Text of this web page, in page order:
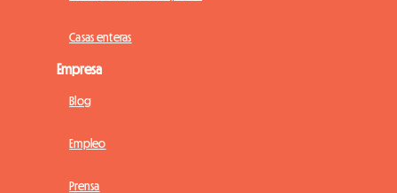
Casas enteras
Empresa
Blog
Empleo
Prensa